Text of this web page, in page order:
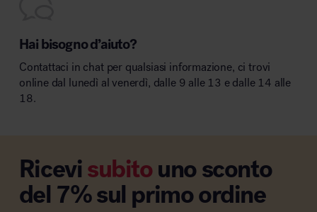
Hai bisogno d’aiuto?
Contattaci in chat per qualsiasi informazione, ci trovi
online dal lunedì al venerdì, dalle 9 alle 13 e dalle 14 alle
18.
Ricevisubitouno sconto
del 7% sul primo ordine